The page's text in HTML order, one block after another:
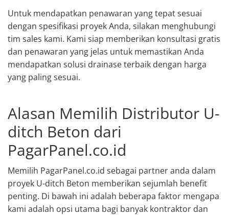
Untuk mendapatkan penawaran yang tepat sesuai
dengan spesifikasi proyek Anda, silakan menghubungi
tim sales kami. Kami siap memberikan konsultasi gratis
dan penawaran yang jelas untuk memastikan Anda
mendapatkan solusi drainase terbaik dengan harga
yang paling sesuai.
Alasan Memilih Distributor U-
ditch Beton dari
PagarPanel.co.id
Memilih PagarPanel.co.id sebagai partner anda dalam
proyek U-ditch Beton memberikan sejumlah benefit
penting. Di bawah ini adalah beberapa faktor mengapa
kami adalah opsi utama bagi banyak kontraktor dan